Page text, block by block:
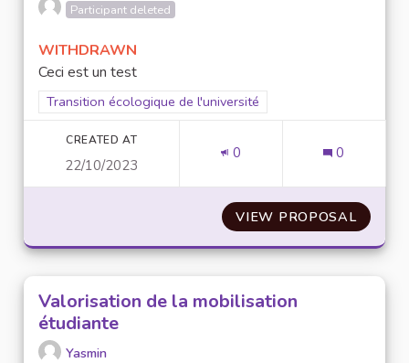
Participant deleted
WITHDRAWN
Ceci est un test
Filter results for scope: Transition écologique de l'université
Transition écologique de l'université
CREATED AT
22/10/2023
0 0
VIEW PROPOSAL
Valorisation de la mobilisation
étudiante
Yasmin